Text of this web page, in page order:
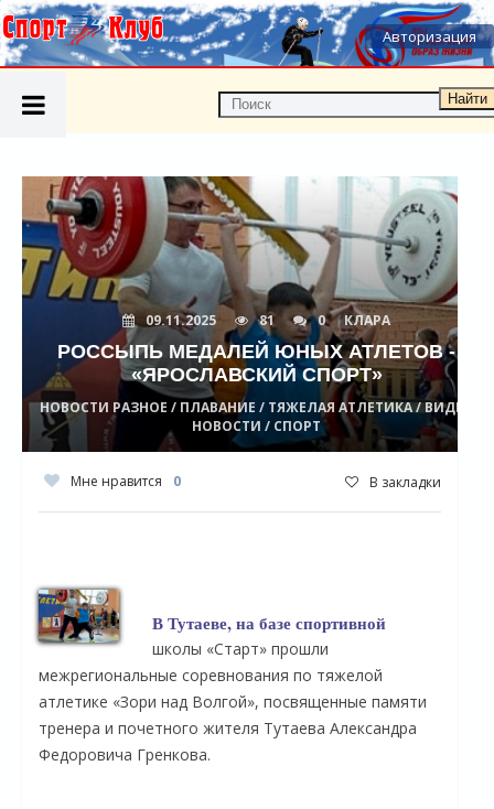
Авторизация
Найти
09.11.2025 81 0 КЛАРА
РОССЫПЬ МЕДАЛЕЙ ЮНЫХ АТЛЕТОВ -
«ЯРОСЛАВСКИЙ СПОРТ»
НОВОСТИ РАЗНОЕ / ПЛАВАНИЕ / ТЯЖЕЛАЯ АТЛЕТИКА / ВИДЕО
НОВОСТИ / СПОРТ
Мне нравится 0 В закладки
В Тутаеве, на базе спортивной
школы «Старт» прошли
межрегиональные соревнования по тяжелой
атлетике «Зори над Волгой», посвященные памяти
тренера и почетного жителя Тутаева Александра
Федоровича Гренкова.